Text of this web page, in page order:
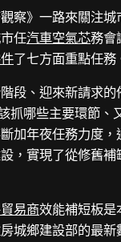
察》一路來關注
任汽車空氣芯務會
了七方面重點任務
段、迎來新請求
抓哪些主要環節、
加年夜任務力度
，實現了從修舊
易商效能補短板是
城鄉建設部的最